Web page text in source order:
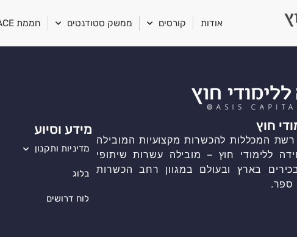
אודות קורסים ממשק סטודנטים חממת WORKPLACE
חוץ
רשת המכללות להכשרות מקצועיות המובילה
ללימודי חוץ – מובילה עשרות שיתופי
בארץ ובעולם במגוון רחב הכשרות
ספר.
מידע וסיוע
מדיניות ותקנון
בלוג
לוח דרושים